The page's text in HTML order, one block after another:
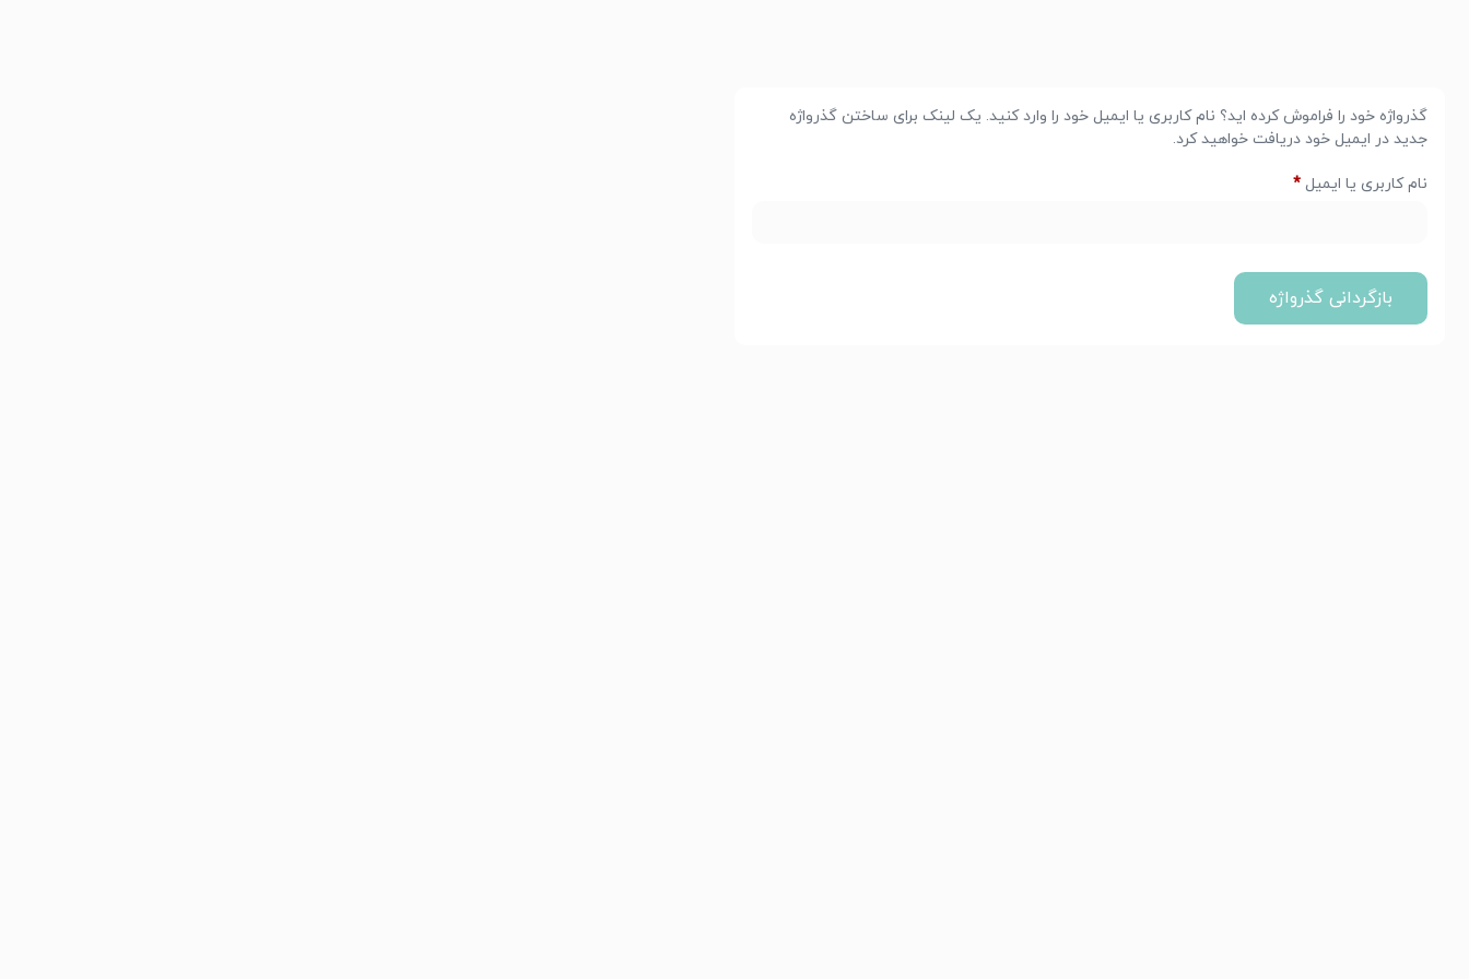
گذرواژه خود را فراموش کرده اید؟ نام کاربری یا ایمیل خود را وارد کنید. یک لینک برای ساختن گذرواژه
جدید در ایمیل خود دریافت خواهید کرد.
نام کاربری یا ایمیل *
بازگردانی گذرواژه